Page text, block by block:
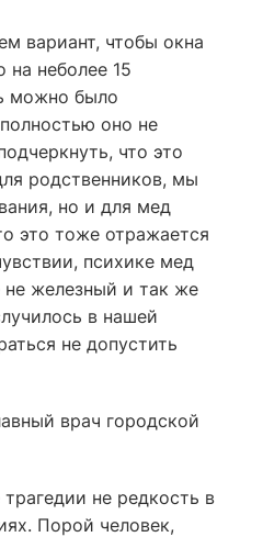
вариант, чтобы окна
на неболее 15
можно было
оно не
что это
родственников, мы
но и для мед
это тоже отражается
психике мед
железный и так же
в нашей
не допустить
врач городской
не редкость в
Порой человек,